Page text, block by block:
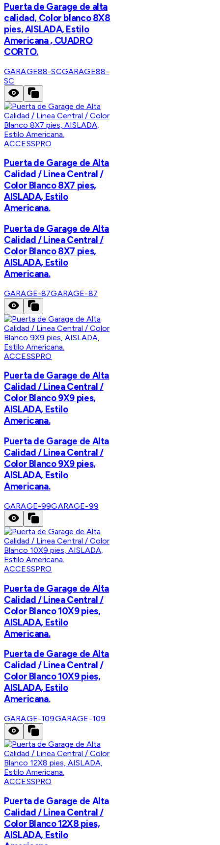
Puerta de Garage de alta
calidad, Color blanco 8X8
pies, AISLADA, Estilo
Americana , CUADRO
CORTO.
GARAGE88-SCGARAGE88-
SC
ACCESSPRO
Puerta de Garage de Alta
Calidad / Linea Central /
Color Blanco 8X7 pies,
AISLADA, Estilo
Americana.
Puerta de Garage de Alta
Calidad / Linea Central /
Color Blanco 8X7 pies,
AISLADA, Estilo
Americana.
GARAGE-87GARAGE-87
ACCESSPRO
Puerta de Garage de Alta
Calidad / Linea Central /
Color Blanco 9X9 pies,
AISLADA, Estilo
Americana.
Puerta de Garage de Alta
Calidad / Linea Central /
Color Blanco 9X9 pies,
AISLADA, Estilo
Americana.
GARAGE-99GARAGE-99
ACCESSPRO
Puerta de Garage de Alta
Calidad / Linea Central /
Color Blanco 10X9 pies,
AISLADA, Estilo
Americana.
Puerta de Garage de Alta
Calidad / Linea Central /
Color Blanco 10X9 pies,
AISLADA, Estilo
Americana.
GARAGE-109GARAGE-109
ACCESSPRO
Puerta de Garage de Alta
Calidad / Linea Central /
Color Blanco 12X8 pies,
AISLADA, Estilo